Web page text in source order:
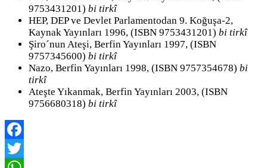
9753431201) bi tirkî
HEP, DEP ve Devlet Parlamentodan 9. Koğuşa-2,
Kaynak Yayınları 1996, (ISBN 9753431201) bi tirkî
Şiro´nun Ateşi, Berfin Yayınları 1997, (ISBN
9757345600) bi tirkî
Nazo, Berfin Yayınları 1998, (ISBN 9757354678) bi
tirkî
Ateşte Yıkanmak, Berfin Yayınları 2003, (ISBN
9756680318) bi tirkî
Facebook